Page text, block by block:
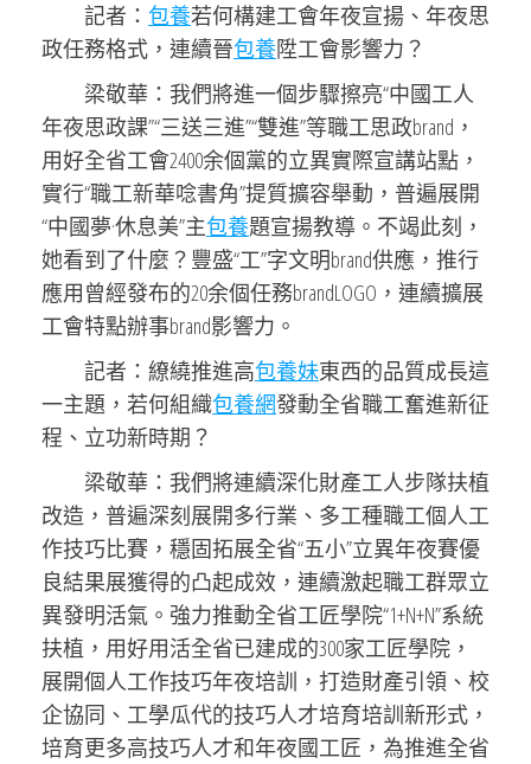
記者： 包養若何構建工會年夜宣揚、年夜思
政任務格式，連續晉包養陞工會影響力？
梁敬華：我們將進一個步驟擦亮“中國工人
年夜思政課”“三送三進”“雙進”等職工思政brand，
用好全省工會2400余個黨的立異實際宣講站點，
實行“職工新華唸書角”提質擴容舉動，普遍展開
“中國夢·休息美”主包養題宣揚教導。不竭此刻，
她看到了什麼？豐盛“工”字文明brand供應，推行
應用曾經發布的20余個任務brandLOGO，連續擴展
工會特點辦事brand影響力。
記者：繚繞推進高包養妹東西的品質成長這
一主題，若何組織包養網發動全省職工奮進新征
程、立功新時期？
梁敬華：我們將連續深化財產工人步隊扶植
改造，普遍深刻展開多行業、多工種職工個人工
作技巧比賽，穩固拓展全省“五小”立異年夜賽優
良結果展獲得的凸起成效，連續激起職工群眾立
異發明活氣。強力推動全省工匠學院“1+N+N”系統
扶植，用好用活全省已建成的300家工匠學院，
展開個人工作技巧年夜培訓，打造財產引領、校
企協同、工學瓜代的技巧人才培育培訓新形式，
培育更多高技巧人才和年夜國工匠，為推進全省